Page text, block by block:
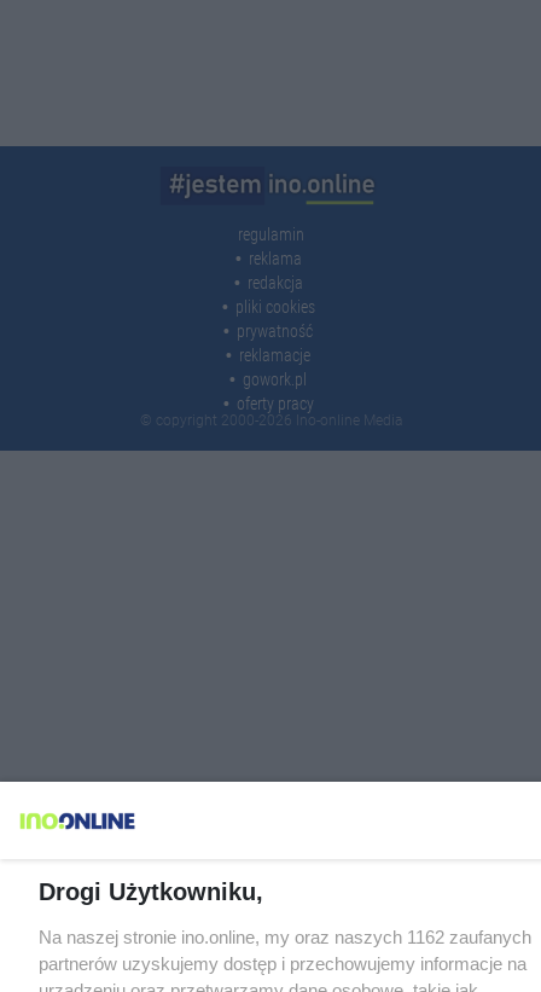
regulamin
reklama
redakcja
pliki cookies
prywatność
reklamacje
gowork.pl
oferty pracy
© copyright 2000-2026 Ino-online Media
Drogi Użytkowniku,
Na naszej stronie ino.online, my oraz naszych 1162 zaufanych
partnerów uzyskujemy dostęp i przechowujemy informacje na